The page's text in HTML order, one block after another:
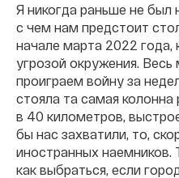
Я никогда раньше не был
с чем нам предстоит
начале марта 2022 года,
угрозой окружения.
проиграем войну за
стояла та самая колонна
в 40 километров,
бы нас захватили, то,
иностранных наемников.
как выбраться, если